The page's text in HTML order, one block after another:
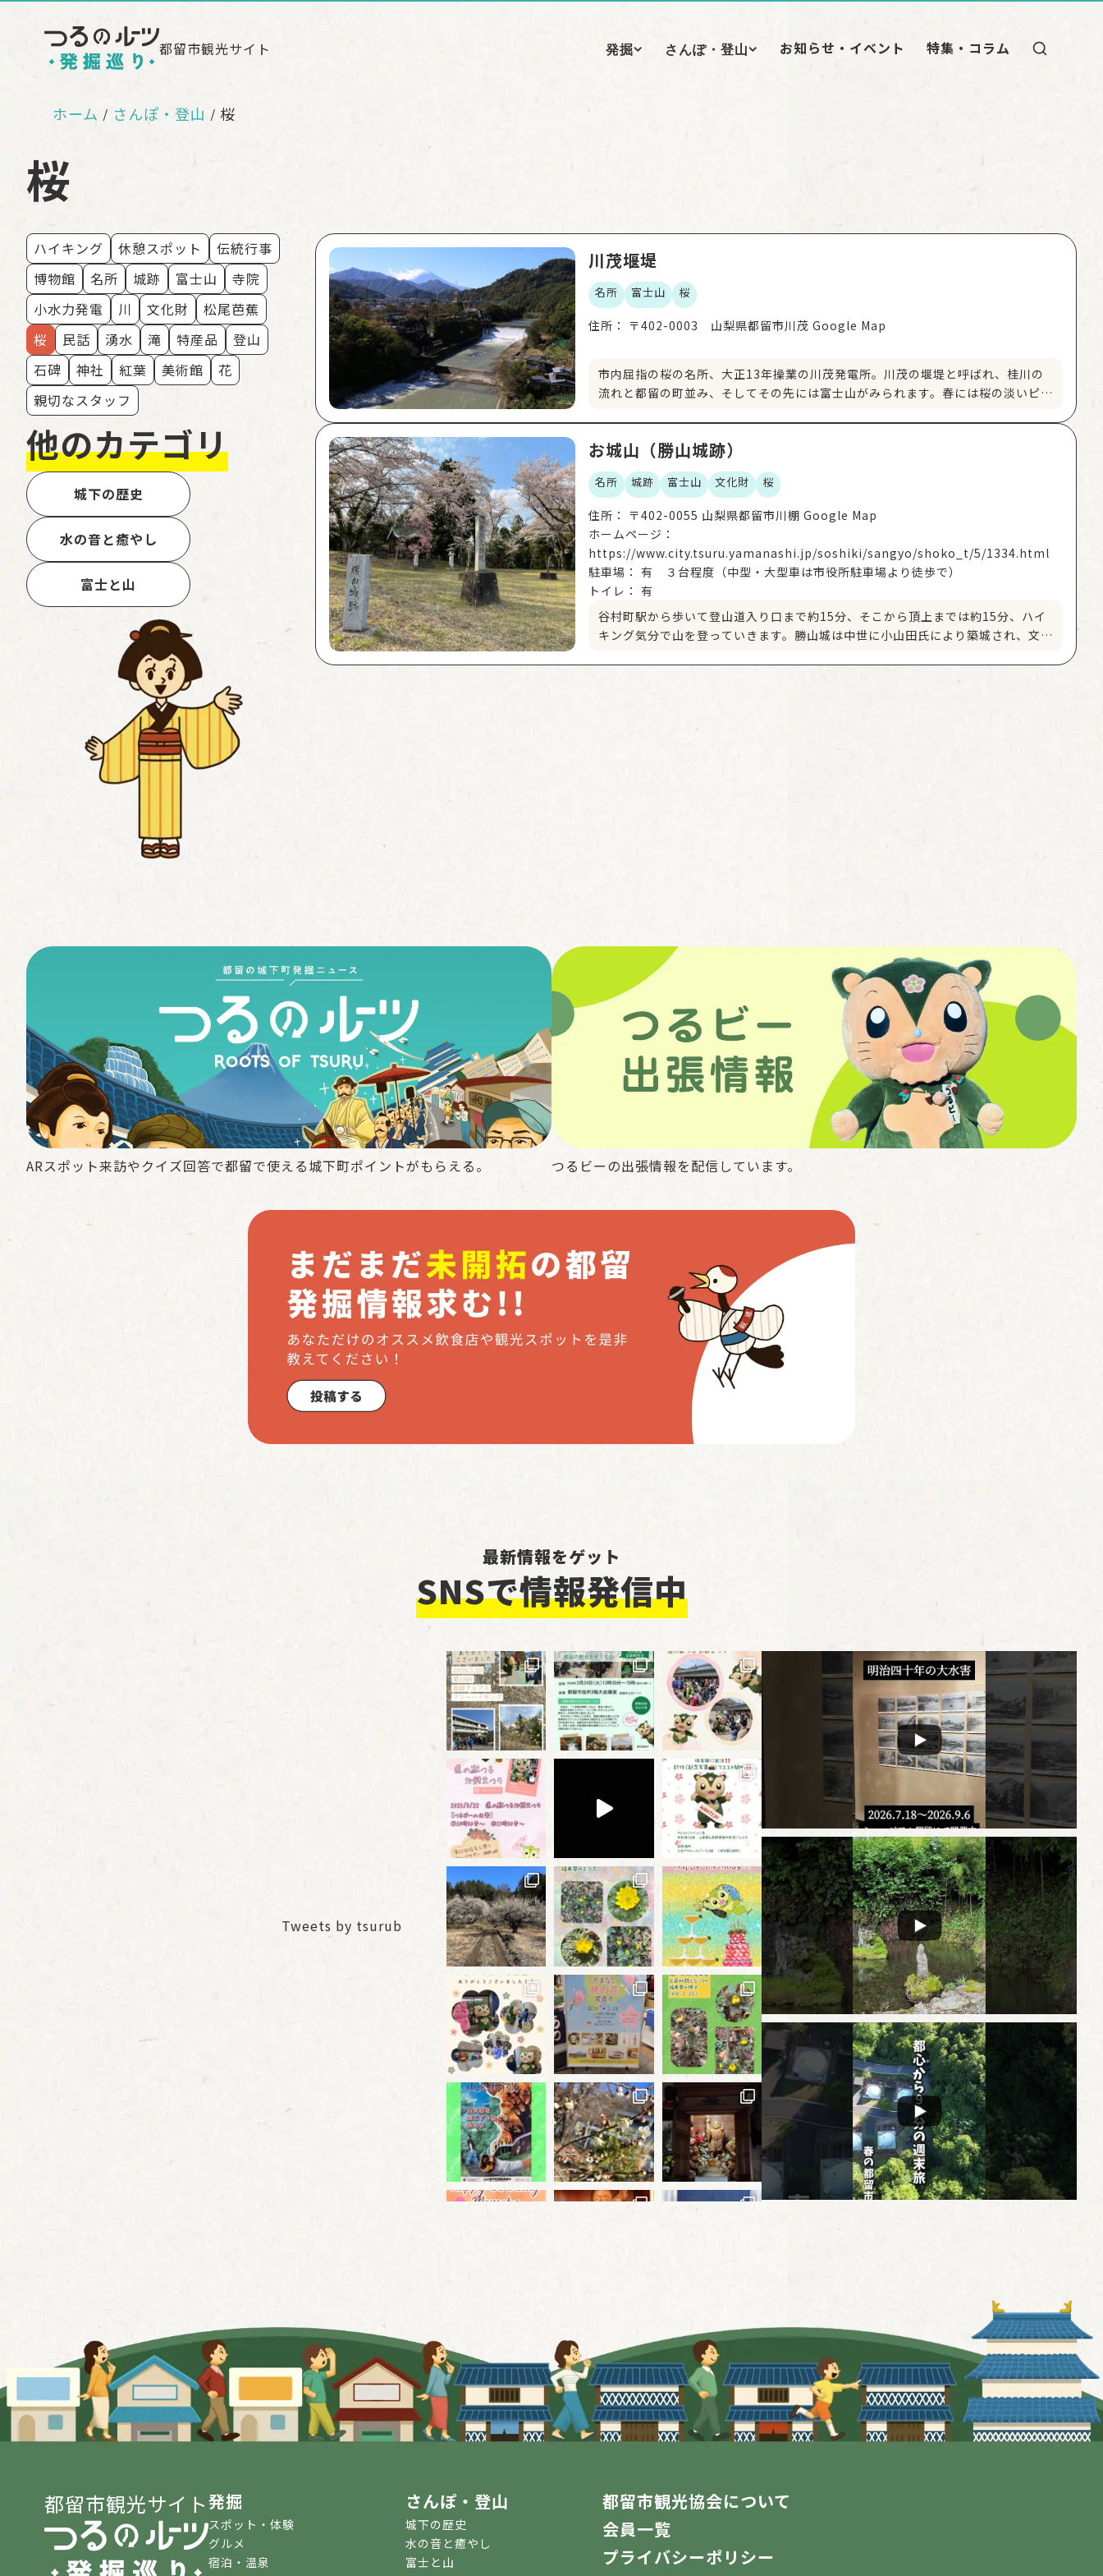
都留市観光サイト 発掘 さんぽ・登山 お知らせ・イベント 特集・コラム
ホーム さんぽ・登山 / 桜
桜
ハイキング 休憩スポット
伝統行事
博物館
名所 城跡 富士山
寺院
小水力発電
川 文化財
松尾芭蕉
桜
民話 湧水 滝 特産品
登山
石碑
神社 紅葉 美術館
花
親切なスタッフ
他のカテゴリ
城下の歴史
水の音と癒やし
富士と山
川茂堰堤
名所 富士山 桜
住所： 〒402-0003 山梨県都留市川茂 Google Map
市内屈指の桜の名所、大正13年操業の川茂発電所。川茂の堰堤と呼ばれ、桂川の
流れと都留の町並み、そしてその先には富士山がみられます。春には桜の淡いピン
お城山（勝山城跡）
名所 城跡 富士山 文化財 桜
住所：
〒402-0055 山梨県都留市川棚 Google Map
ホームページ：
https://www.city.tsuru.yamanashi.jp/soshiki/sangyo/shoko_t/5/1334.html
駐車場： 有 ３台程度（中型・大型車は市役所駐車場より徒歩で）
トイレ： 有
谷村町駅から歩いて登山道入り口まで約15分、そこから頂上までは約15分、ハイ
キング気分で山を登っていきます。勝山城は中世に小山田氏により築城され、文禄
ARスポット来訪やクイズ回答で都留で使える城下町ポイントがもらえる。 つるビーの出張情報を配信しています。
最新情報をゲット
SNSで情報発信中
Tweets by tsurub
都留市観光サイト発掘
スポット・体験
グルメ
宿泊・温泉
さんぽ・登山
城下の歴史
水の音と癒やし
富士と山
都留市観光協会について
会員一覧
プライバシーポリシー